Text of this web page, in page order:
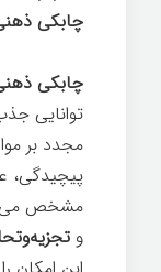
چابکی
چابکی
توانایی
مجدد بر
پیچیدگی،
مشخص
و